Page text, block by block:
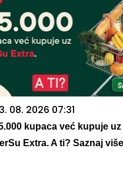
08. 2026 07:31
kupaca već kupuje uz
Extra. A ti? Saznaj više